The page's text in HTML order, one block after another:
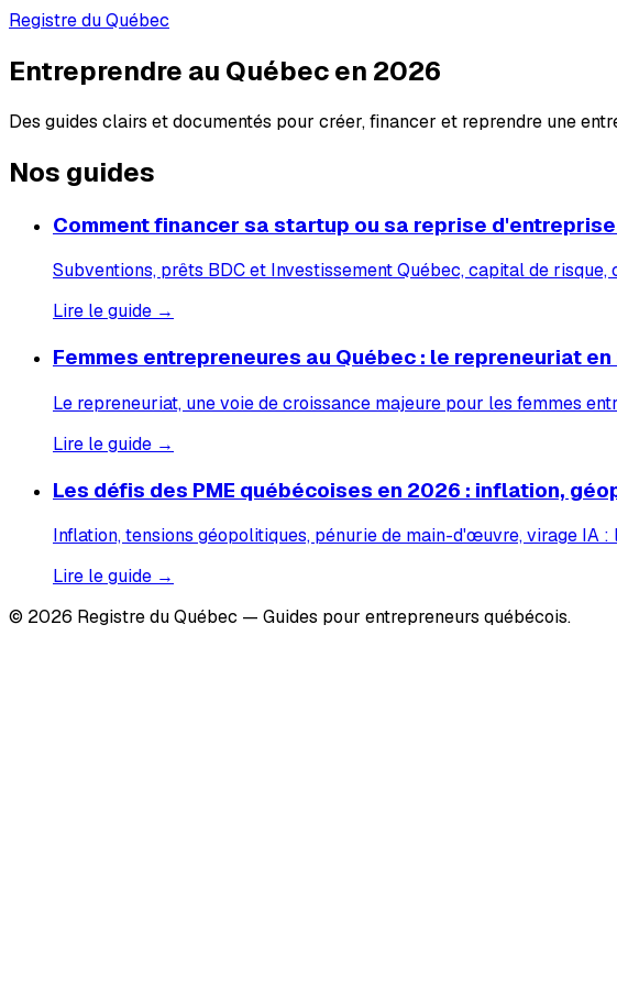
Registre du Québec
Entreprendre au Québec en 2026
Des guides clairs et documentés pour créer, financer et reprendre une
Nos guides
Comment financer sa startup ou sa reprise
Subventions, prêts BDC et Investissement Québec, capital de
Lire le guide →
Femmes entrepreneures au Québec : le repreneuriat
Le repreneuriat, une voie de croissance majeure pour les femmes
Lire le guide →
Les défis des PME québécoises en 2026 : inflation,
Inflation, tensions géopolitiques, pénurie de main-d'œuvre, virage IA
Lire le guide →
© 2026 Registre du Québec — Guides pour entrepreneurs québécois.